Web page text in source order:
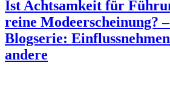
Ist Achtsamkeit für
reine Modeerscheinung?
Blogserie:
andere